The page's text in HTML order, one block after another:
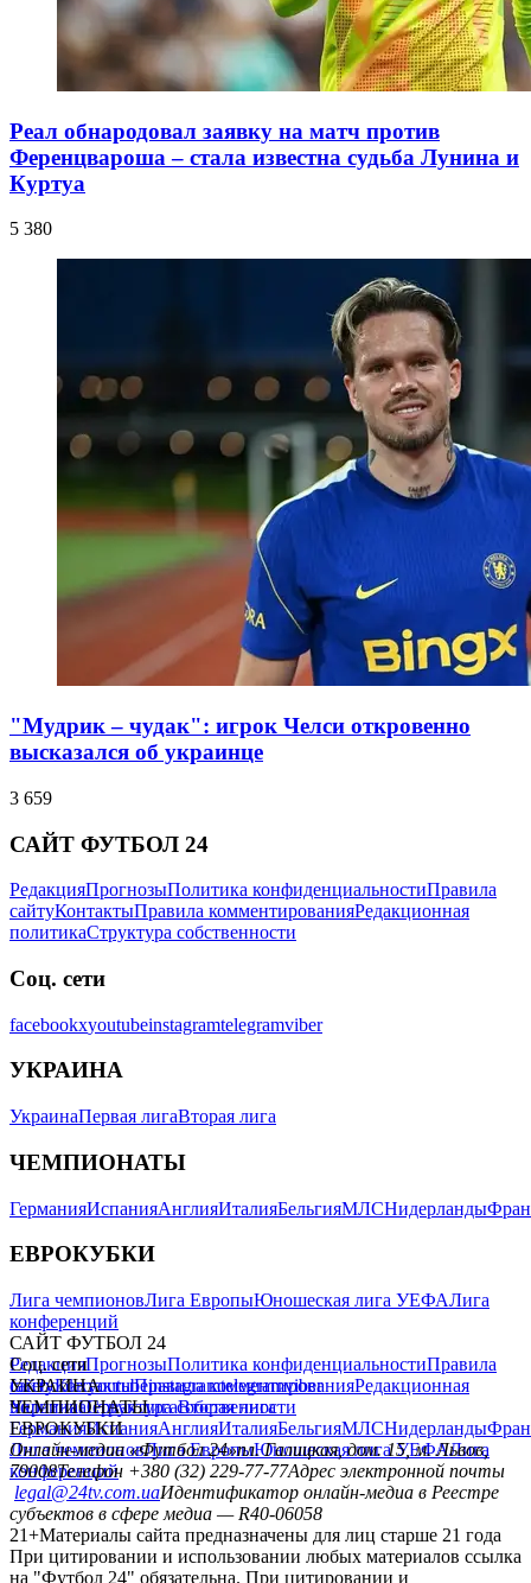
Реал обнародовал заявку на матч против
Ференцвароша – стала известна судьба Лунина и
Куртуа
5 380
"Мудрик – чудак": игрок Челси откровенно
высказался об украинце
3 659
САЙТ ФУТБОЛ 24
РедакцияПрогнозыПолитика конфиденциальностиПравила
сайтуКонтактыПравила комментированияРедакционная
политикаСтруктура собственности
Соц. сети
facebookxyoutubeinstagramtelegramviber
УКРАИНА
УкраинаПервая лигаВторая лига
ЧЕМПИОНАТЫ
ГерманияИспанияАнглияИталияБельгияМЛСНидерланды
ЕВРОКУБКИ
Лига чемпионовЛига ЕвропыЮношеская лига УЕФАЛига
конференций
САЙТ ФУТБОЛ 24
РедакцияПрогнозыПолитика конфиденциальностиПравила
сайтуКонтактыПравила комментированияРедакционная
политикаСтруктура собственности
Соц. сети
facebookxyoutubeinstagramtelegramviber
УКРАИНА
УкраинаПервая лигаВторая лига
ЧЕМПИОНАТЫ
ГерманияИспанияАнглияИталияБельгияМЛСНидерланды
ЕВРОКУБКИ
Лига чемпионовЛига ЕвропыЮношеская лига УЕФАЛига
конференций
Онлайн-медиа «Футбол 24»пл. Галицкая, дом. 15, м. Львов,
79008Телефон +380 (32) 229-77-77Адрес электронной почты
legal@24tv.com.uaИдентификатор онлайн-медиа в Реестре
субъектов в сфере медиа — R40-06058
21+Материалы сайта предназначены для лиц старше 21 года
При цитировании и использовании любых материалов ссылка
на "Футбол 24" обязательна. При цитировании и